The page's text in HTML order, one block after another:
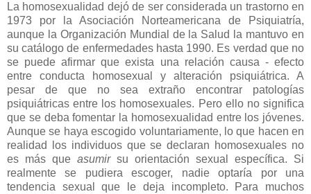
La homosexualidad dejó de ser considerada un trastorno en
1973 por la Asociación Norteamericana de Psiquiatría,
aunque la Organización Mundial de la Salud la mantuvo en
su catálogo de enfermedades hasta 1990. Es verdad que no
se puede afirmar que exista una relación causa - efecto
entre conducta homosexual y alteración psiquiátrica. A
pesar de que no sea extraño encontrar patologías
psiquiátricas entre los homosexuales. Pero ello no significa
que se deba fomentar la homosexualidad entre los jóvenes.
Aunque se haya escogido voluntariamente, lo que hacen en
realidad los individuos que se declaran homosexuales no
es más que asumirsu orientación sexual específica. Si
realmente se pudiera escoger, nadie optaría por una
tendencia sexual que le deja incompleto. Para muchos